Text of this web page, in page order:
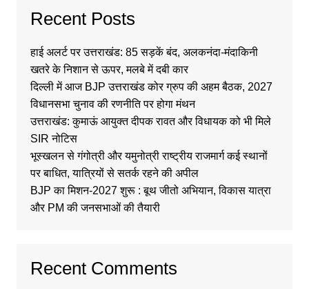
Recent Posts
हाई अलर्ट पर उत्तराखंड: 85 सड़कें बंद, अलकनंदा-मंदाकिनी
खतरे के निशान से ऊपर, मलबे में दबी कार
दिल्ली में आज BJP उत्तराखंड कोर ग्रुप की अहम बैठक, 2027
विधानसभा चुनाव की रणनीति पर होगा मंथन
उत्तराखंड: कुमाऊं आयुक्त दीपक रावत और विधायक को भी मिले
SIR नोटिस
भूस्खलन से गंगोत्री और यमुनोत्री राष्ट्रीय राजमार्ग कई स्थानों
पर बाधित, यात्रियों से सतर्क रहने की अपील
BJP का मिशन-2027 शुरू : बूथ जीतो अभियान, विकास यात्रा
और PM की जनसभाओं की तैयारी
Recent Comments